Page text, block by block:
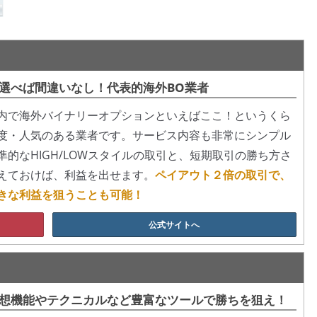
べば間違いなし！代表的海外BO業者
で海外バイナリーオプションといえばここ！というくら
・人気のある業者です。サービス内容も非常にシンプル
的なHIGH/LOWスタイルの取引と、短期取引の勝ち方さ
ておけば、利益を出せます。 ペイアウト２倍の取引で、
な利益を狙うことも可能！
公式サイトへ
機能やテクニカルなど豊富なツールで勝ちを狙え！